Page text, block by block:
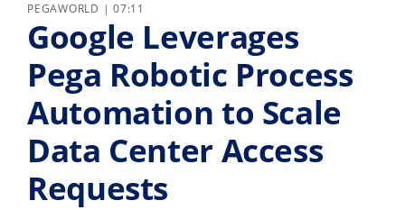
PEGAWORLD | 07:11
Google Leverages
Pega Robotic Process
Automation to Scale
Data Center Access
Requests